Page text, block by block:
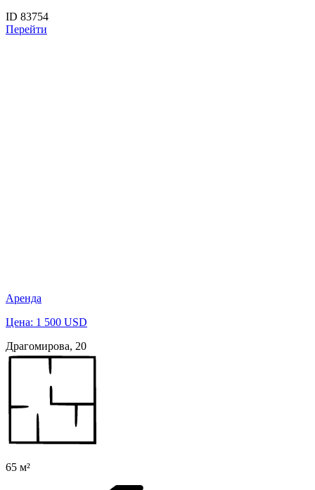
ID 83754
Перейти
Аренда
Цена: 1 500 USD
Драгомирова, 20
65 м²